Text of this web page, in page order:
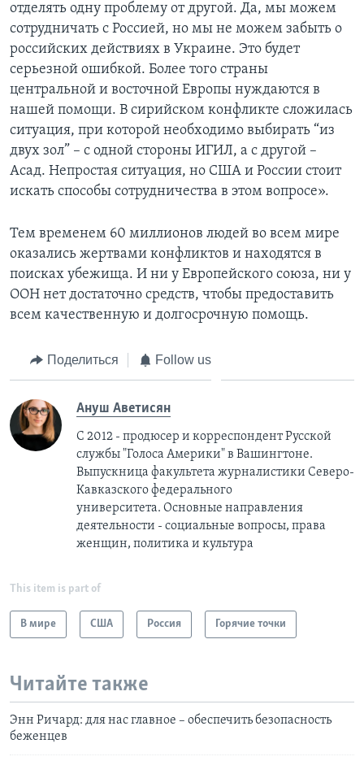
отделять одну проблему от другой. Да, мы можем
сотрудничать с Россией, но мы не можем забыть о
российских действиях в Украине. Это будет
серьезной ошибкой. Более того страны
центральной и восточной Европы нуждаются в
нашей помощи. В сирийском конфликте сложилась
ситуация, при которой необходимо выбирать “из
двух зол” – с одной стороны ИГИЛ, а с другой –
Асад. Непростая ситуация, но США и России стоит
искать способы сотрудничества в этом вопросе».
Тем временем 60 миллионов людей во всем мире
оказались жертвами конфликтов и находятся в
поисках убежища. И ни у Европейского союза, ни у
ООН нет достаточно средств, чтобы предоставить
всем качественную и долгосрочную помощь.
Поделиться Follow us
Ануш Аветисян
С 2012 - продюсер и корреспондент Русской
службы "Голоса Америки" в Вашингтоне.
Выпускница факультета журналистики Северо-
Кавказского федерального
университета. Основные направления
деятельности - социальные вопросы, права
женщин, политика и культура
This item is part of
В мире США Россия Горячие точки
Читайте также
Энн Ричард: для нас главное – обеспечить безопасность
беженцев